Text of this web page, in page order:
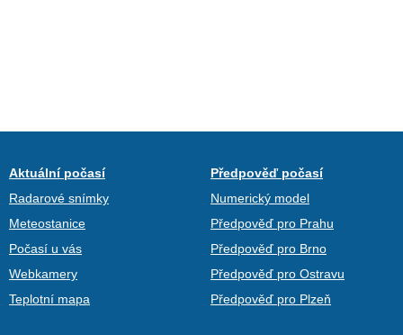
Aktuální počasí
Radarové snímky
Meteostanice
Počasí u vás
Webkamery
Teplotní mapa
Předpověď počasí
Numerický model
Předpověď pro Prahu
Předpověď pro Brno
Předpověď pro Ostravu
Předpověď pro Plzeň